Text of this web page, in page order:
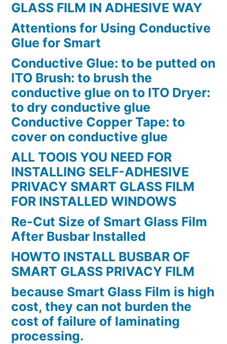
GLASS FILM IN ADHESIVE WAY
Attentions for Using Conductive
Glue for Smart
Conductive Glue: to be putted on
ITO Brush: to brush the
conductive glue on to ITO Dryer:
to dry conductive glue
Conductive Copper Tape: to
cover on conductive glue
ALL TOOlS YOU NEED FOR
INSTALLING SELF-ADHESIVE
PRIVACY SMART GLASS FILM
FOR INSTALLED WINDOWS
Re-Cut Size of Smart Glass Film
After Busbar Installed
HOWTO INSTALL BUSBAR OF
SMART GLASS PRIVACY FILM
because Smart Glass Film is high
cost, they can not burden the
cost of failure of laminating
processing.